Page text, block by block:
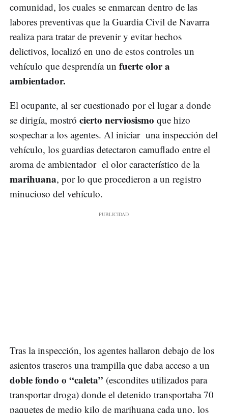
comunidad, los cuales se enmarcan dentro de las
labores preventivas que la Guardia Civil de Navarra
realiza para tratar de prevenir y evitar hechos
delictivos, localizó en uno de estos controles un
vehículo que desprendía un fuerte olor a
ambientador.
El ocupante, al ser cuestionado por el lugar a donde
se dirigía, mostró cierto nerviosismo que hizo
sospechar a los agentes. Al iniciar una inspección del
vehículo, los guardias detectaron camuflado entre el
aroma de ambientador el olor característico de la
marihuana, por lo que procedieron a un registro
minucioso del vehículo.
Tras la inspección, los agentes hallaron debajo de los
asientos traseros una trampilla que daba acceso a un
doble fondo o “caleta” (escondites utilizados para
transportar droga) donde el detenido transportaba 70
paquetes de medio kilo de marihuana cada uno, los